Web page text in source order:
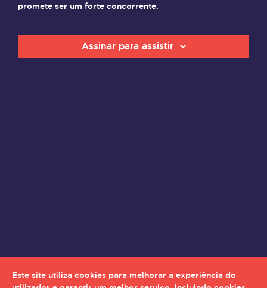
promete ser um forte concorrente.
Assinar para assistir
Este site utiliza cookies para melhorar a experiência do